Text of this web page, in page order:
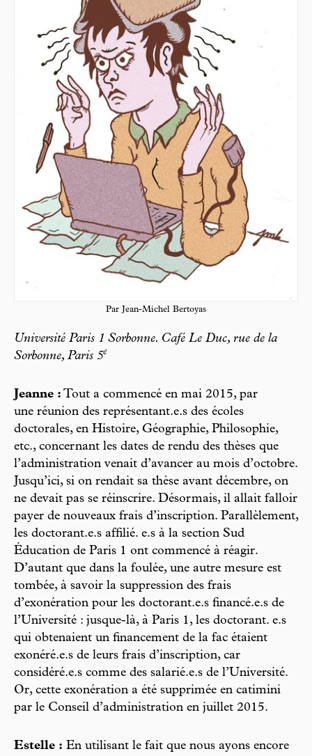
Par Jean-Michel Bertoyas
Université Paris 1 Sorbonne. Café Le Duc, rue de la
Sorbonne, Paris 5e
Jeanne : Tout a commencé en mai 2015, par
une réunion des représentant.e.s des écoles
doctorales, en Histoire, Géographie, Philosophie,
etc., concernant les dates de rendu des thèses que
l’administration venait d’avancer au mois d’octobre.
Jusqu’ici, si on rendait sa thèse avant décembre, on
ne devait pas se réinscrire. Désormais, il allait falloir
payer de nouveaux frais d’inscription. Parallèlement,
les doctorant.e.s affilié. e.s à la section Sud
Éducation de Paris 1 ont commencé à réagir.
D’autant que dans la foulée, une autre mesure est
tombée, à savoir la suppression des frais
d’exonération pour les doctorant.e.s financé.e.s de
l’Université : jusque-là, à Paris 1, les doctorant. e.s
qui obtenaient un financement de la fac étaient
exonéré.e.s de leurs frais d’inscription, car
considéré.e.s comme des salarié.e.s de l’Université.
Or, cette exonération a été supprimée en catimini
par le Conseil d’administration en juillet 2015.
Estelle : En utilisant le fait que nous ayons encore